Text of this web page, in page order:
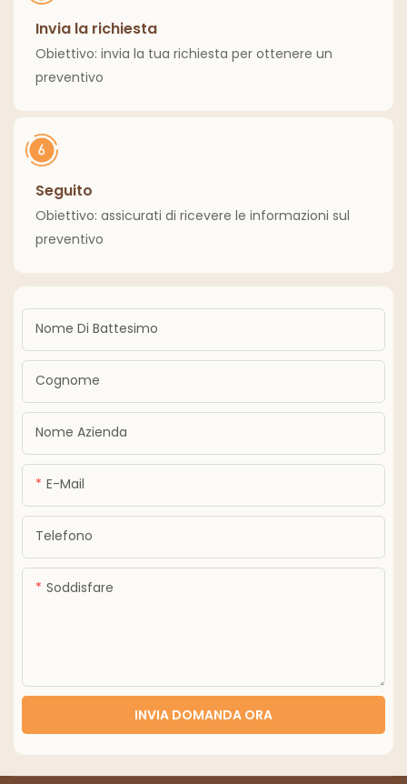
Invia la richiesta
Obiettivo: invia la tua richiesta per ottenere un
preventivo
Seguito
Obiettivo: assicurati di ricevere le informazioni sul
preventivo
Nome Di Battesimo
Cognome
Nome Azienda
E-Mail
Telefono
Soddisfare
INVIA DOMANDA ORA